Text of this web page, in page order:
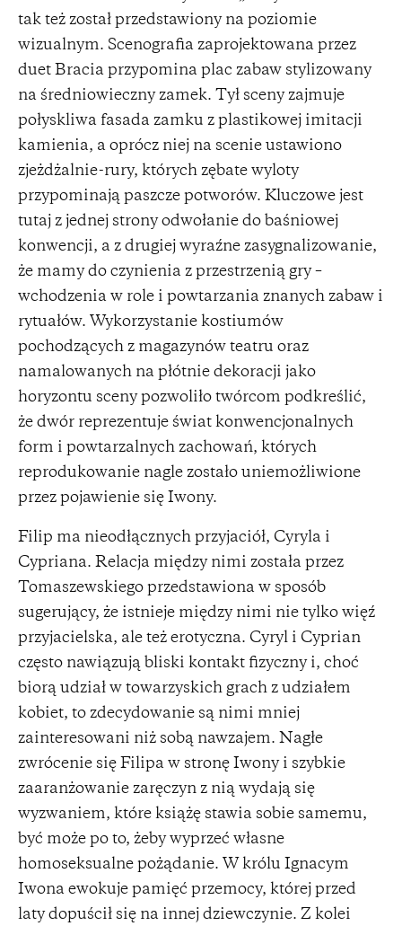
tak też został przedstawiony na poziomie
wizualnym. Scenografia zaprojektowana przez
duet Bracia przypomina plac zabaw stylizowany
na średniowieczny zamek. Tył sceny zajmuje
połyskliwa fasada zamku z plastikowej imitacji
kamienia, a oprócz niej na scenie ustawiono
zjeżdżalnie-rury, których zębate wyloty
przypominają paszcze potworów. Kluczowe jest
tutaj z jednej strony odwołanie do baśniowej
konwencji, a z drugiej wyraźne zasygnalizowanie,
że mamy do czynienia z przestrzenią gry –
wchodzenia w role i powtarzania znanych zabaw i
rytuałów. Wykorzystanie kostiumów
pochodzących z magazynów teatru oraz
namalowanych na płótnie dekoracji jako
horyzontu sceny pozwoliło twórcom podkreślić,
że dwór reprezentuje świat konwencjonalnych
form i powtarzalnych zachowań, których
reprodukowanie nagle zostało uniemożliwione
przez pojawienie się Iwony.
Filip ma nieodłącznych przyjaciół, Cyryla i
Cypriana. Relacja między nimi została przez
Tomaszewskiego przedstawiona w sposób
sugerujący, że istnieje między nimi nie tylko więź
przyjacielska, ale też erotyczna. Cyryl i Cyprian
często nawiązują bliski kontakt fizyczny i, choć
biorą udział w towarzyskich grach z udziałem
kobiet, to zdecydowanie są nimi mniej
zainteresowani niż sobą nawzajem. Nagłe
zwrócenie się Filipa w stronę Iwony i szybkie
zaaranżowanie zaręczyn z nią wydają się
wyzwaniem, które książę stawia sobie samemu,
być może po to, żeby wyprzeć własne
homoseksualne pożądanie. W królu Ignacym
Iwona ewokuje pamięć przemocy, której przed
laty dopuścił się na innej dziewczynie. Z kolei